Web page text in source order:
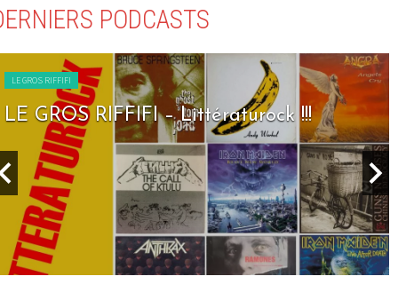
PODCASTS
LE GROS RIFFIFI
LE GROS RIFFIFI – Littératurock !!!